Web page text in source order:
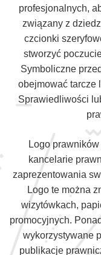
profesjonalnych,
związany z
czcionki
stworzyć
Symboliczne
obejmować tarcze
Sprawiedliwości
Logo
kancelarie
zaprezentowania
Logo te można
wizytówkach,
promocyjnych.
wykorzystywane
publikacje